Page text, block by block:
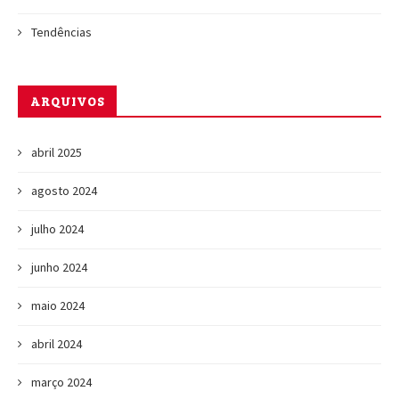
Tendências
ARQUIVOS
abril 2025
agosto 2024
julho 2024
junho 2024
maio 2024
abril 2024
março 2024